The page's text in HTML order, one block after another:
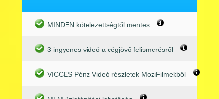
MINDEN kötelezettségtől mentes
3 ingyenes videó a cégjövő felismerésről
VICCES Pénz Videó részletek MoziFilmekből